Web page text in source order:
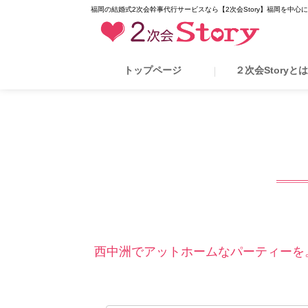
福岡の結婚式2次会幹事代行サービスなら【2次会Story】福岡を中心
トップページ ２次会Storyと
西中洲でアットホームなパーティー